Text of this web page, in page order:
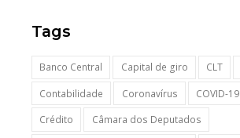
Tags
Banco Central Capital de giro CLT
Contabilidade
Coronavírus COVID-19
Crédito
Câmara dos Deputados